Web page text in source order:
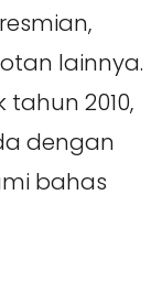
lainnya.
2010,
dengan
bahas